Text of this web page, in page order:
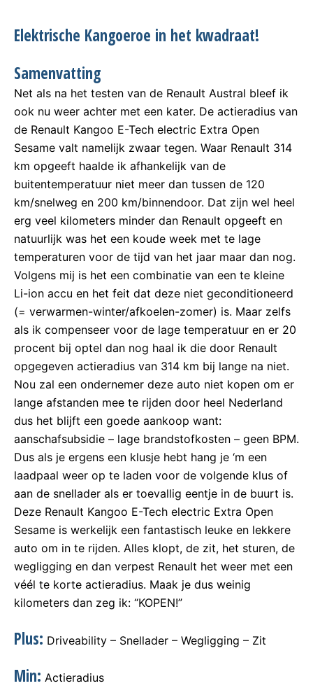
Elektrische Kangoeroe in het kwadraat!
Samenvatting
Net als na het testen van de Renault Austral bleef ik
ook nu weer achter met een kater. De actieradius van
de Renault Kangoo E-Tech electric Extra Open
Sesame valt namelijk zwaar tegen. Waar Renault 314
km opgeeft haalde ik afhankelijk van de
buitentemperatuur niet meer dan tussen de 120
km/snelweg en 200 km/binnendoor. Dat zijn wel heel
erg veel kilometers minder dan Renault opgeeft en
natuurlijk was het een koude week met te lage
temperaturen voor de tijd van het jaar maar dan nog.
Volgens mij is het een combinatie van een te kleine
Li-ion accu en het feit dat deze niet geconditioneerd
(= verwarmen-winter/afkoelen-zomer) is. Maar zelfs
als ik compenseer voor de lage temperatuur en er 20
procent bij optel dan nog haal ik die door Renault
opgegeven actieradius van 314 km bij lange na niet.
Nou zal een ondernemer deze auto niet kopen om er
lange afstanden mee te rijden door heel Nederland
dus het blijft een goede aankoop want:
aanschafsubsidie – lage brandstofkosten – geen BPM.
Dus als je ergens een klusje hebt hang je ‘m een
laadpaal weer op te laden voor de volgende klus of
aan de snellader als er toevallig eentje in de buurt is.
Deze Renault Kangoo E-Tech electric Extra Open
Sesame is werkelijk een fantastisch leuke en lekkere
auto om in te rijden. Alles klopt, de zit, het sturen, de
wegligging en dan verpest Renault het weer met een
véél te korte actieradius. Maak je dus weinig
kilometers dan zeg ik: “KOPEN!”
Plus: Driveability – Snellader – Wegligging – Zit
Min: Actieradius